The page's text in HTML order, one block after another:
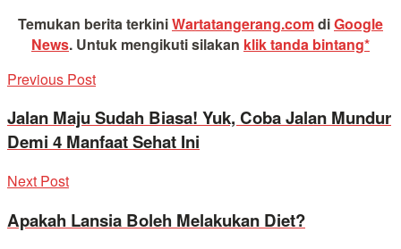
Temukan berita terkiniWartatangerang.comdiGoogle
News. Untuk mengikuti silakan klik tanda bintang*
Previous Post
Jalan Maju Sudah Biasa! Yuk, Coba Jalan Mundur
Demi 4 Manfaat Sehat Ini
Next Post
Apakah Lansia Boleh Melakukan Diet?